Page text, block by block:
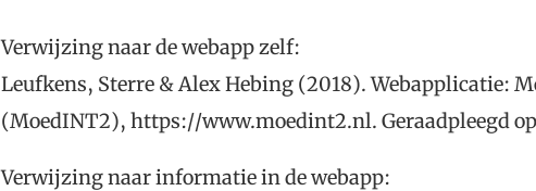
Verwijzing naar de webapp zelf:
Leufkens, Sterre & Alex Hebing (2018). Webapplicatie:
(MoedINT2), https://www.moedint2.nl. Geraadpleegd
Verwijzing naar informatie in de webapp: